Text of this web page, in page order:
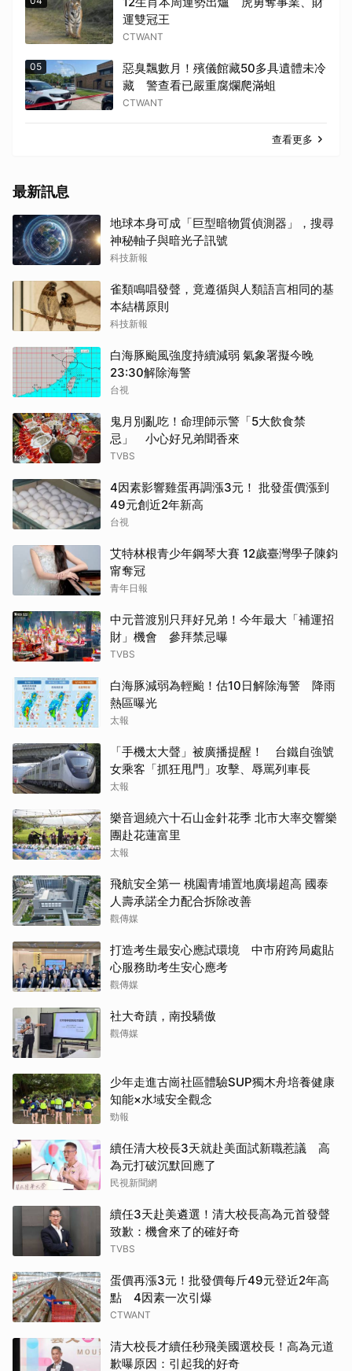
運雙冠王
CTWANT
05
惡臭飄數月！殯儀館藏50多具遺體未冷
藏 警查看已嚴重腐爛爬滿蛆
CTWANT
查看更多
最新訊息
地球本身可成「巨型暗物質偵測器」，搜尋
神秘軸子與暗光子訊號
科技新報
雀類鳴唱發聲，竟遵循與人類語言相同的基
本結構原則
科技新報
白海豚颱風強度持續減弱 氣象署擬今晚
23:30解除海警
台視
鬼月別亂吃！命理師示警「5大飲食禁
忌」 小心好兄弟聞香來
TVBS
4因素影響雞蛋再調漲3元！ 批發蛋價漲到
49元創近2年新高
台視
艾特林根青少年鋼琴大賽 12歲臺灣學子陳鈞
甯奪冠
青年日報
中元普渡別只拜好兄弟！今年最大「補運招
財」機會 參拜禁忌曝
TVBS
白海豚減弱為輕颱！估10日解除海警 降雨
熱區曝光
太報
「手機太大聲」被廣播提醒！ 台鐵自強號
女乘客「抓狂甩門」攻擊、辱罵列車長
太報
樂音迴繞六十石山金針花季 北市大率交響樂
團赴花蓮富里
太報
飛航安全第一 桃園青埔置地廣場超高 國泰
人壽承諾全力配合拆除改善
觀傳媒
打造考生最安心應試環境 中市府跨局處貼
心服務助考生安心應考
觀傳媒
社大奇蹟，南投驕傲
觀傳媒
少年走進古崗社區體驗SUP獨木舟培養健康
知能×水域安全觀念
勁報
續任清大校長3天就赴美面試新職惹議 高
為元打破沉默回應了
民視新聞網
續任3天赴美遴選！清大校長高為元首發聲
致歉：機會來了的確好奇
TVBS
蛋價再漲3元！批發價每斤49元登近2年高
點 4因素一次引爆
CTWANT
清大校長才續任秒飛美國選校長！高為元道
歉曝原因：引起我的好奇